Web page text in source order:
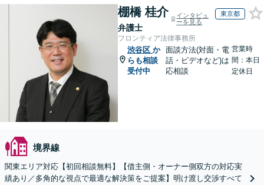
棚橋 桂介
弁護士
インタビュ
ーを見る
東京都
フロンティア法律事務所
渋谷区 か
らも相談
受付中
面談方法(対面・電
話・ビデオなど)は
応相談
営業時
間：本日
定休日
境界線
関東エリア対応【初回相談無料】【借主側・オーナー側双方の対応実
績あり／多角的な視点で最適な解決策をご提案】明け渡し交渉すべて